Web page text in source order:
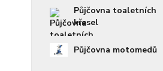
Půjčovna toaletních
křesel
Půjčovna motomedů